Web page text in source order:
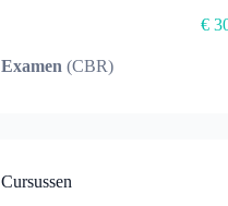
€
Examen (CBR)
Cursussen